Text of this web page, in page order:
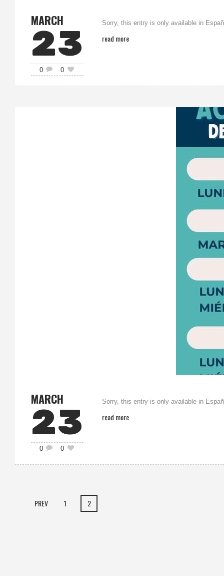
MARCH
23
0 0
Sorry, this entry is only available in
read more
MARCH
23
0 0
Sorry, this entry is only available in
read more
PREV 1 2